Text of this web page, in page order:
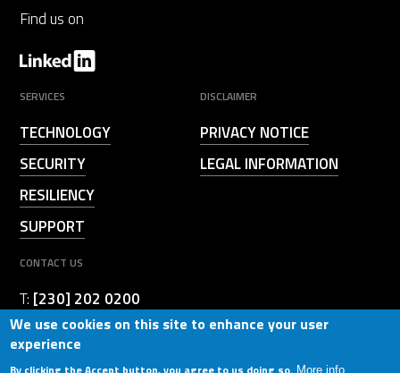
Find us on
SERVICES
TECHNOLOGY
SECURITY
RESILIENCY
SUPPORT
DISCLAIMER
PRIVACY NOTICE
LEGAL INFORMATION
CONTACT US
T: [230] 202 0200
E:b_contacted@birger.technology
We use cookies on this site to enhance your user
experience
By clicking the Accept button, you agree to us doing so. More info